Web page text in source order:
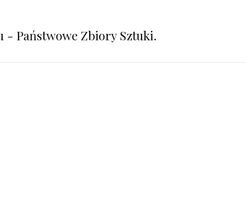
- Państwowe Zbiory Sztuki.